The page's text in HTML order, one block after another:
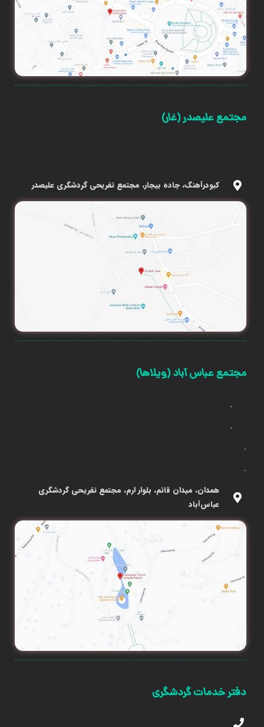
مجتمع علیصدر (غار)
کبودرآهنگ، جاده بیجار، مجتمع تفریحی گردشگری علیصدر
مجتمع عباس آباد (ویلاها)
.
.
.
.
همدان، میدان قائم، بلوار ارم، مجتمع تفریحی گردشگری
عباس‌آباد
دفتر خدمات گردشگری